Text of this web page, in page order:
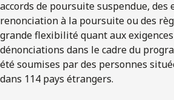
accords de poursuite suspendue, des
renonciation à la poursuite ou des
grande flexibilité quant aux
dénonciations dans le cadre du
été soumises par des personnes
dans 114 pays étrangers.